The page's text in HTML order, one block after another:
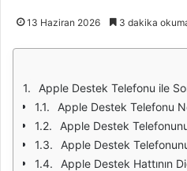
13 Haziran 2026 3 dakika
Apple Destek Telefonu ile
Apple Destek Telefonu
Apple Destek
Apple Destek Telefonunu
Apple Destek Hattının